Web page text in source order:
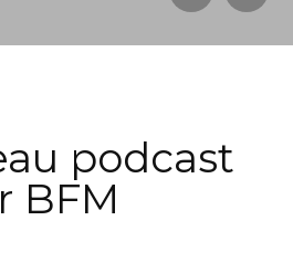
podcast
BFM